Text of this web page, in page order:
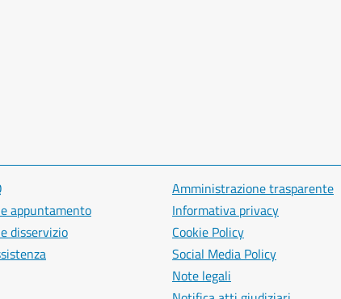
appuntamento
disservizio
Amministrazione trasparente
Informativa privacy
Cookie Policy
Social Media Policy
Note legali